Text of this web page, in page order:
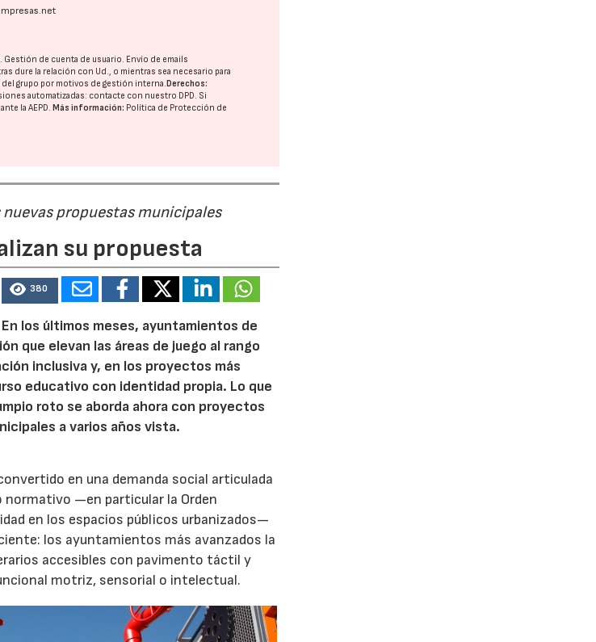
de cuenta de usuario. Envío de emails
dure la relación con Ud., o mientras sea necesario para
grupo por motivos de gestión interna. Derechos:
automatizadas: contacte con nuestro DPD. Si
laAEPD. Más información: Política de Protección de
propuestas municipales
su propuesta
380
los últimos meses, ayuntamientos de
que elevan las áreas de juego al rango
inclusiva y, en los proyectos más
educativo con identidad propia. Lo que
roto se aborda ahora con proyectos
a varios años vista.
en una demanda social articulada
normativo —en particular la Orden
en los espacios públicos urbanizados—
los ayuntamientos más avanzados la
accesibles con pavimento táctil y
motriz, sensorial o intelectual.